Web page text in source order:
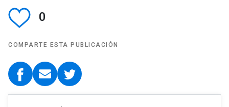
0
COMPARTE ESTA PUBLICACIÓN